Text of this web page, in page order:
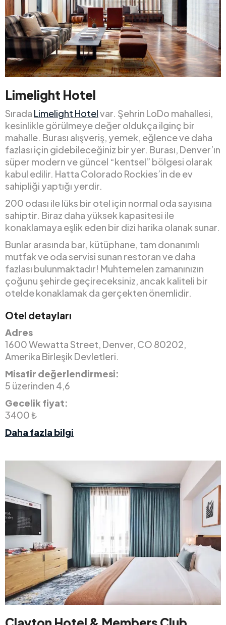
Limelight Hotel
Sırada Limelight Hotelvar. Şehrin LoDo mahallesi,
kesinlikle görülmeye değer oldukça ilginç bir
mahalle. Burası alışveriş, yemek, eğlence ve daha
fazlası için gidebileceğiniz bir yer. Burası, Denver’ın
süper modern ve güncel “kentsel” bölgesi olarak
kabul edilir. Hatta Colorado Rockies’in de ev
sahipliği yaptığı yerdir.
200 odası ile lüks bir otel için normal oda sayısına
sahiptir. Biraz daha yüksek kapasitesi ile
konaklamaya eşlik eden bir dizi harika olanak sunar.
Bunlar arasında bar, kütüphane, tam donanımlı
mutfak ve oda servisi sunan restoran ve daha
fazlası bulunmaktadır! Muhtemelen zamanınızın
çoğunu şehirde geçireceksiniz, ancak kaliteli bir
otelde konaklamak da gerçekten önemlidir.
Otel detayları
Adres
1600 Wewatta Street, Denver, CO 80202,
Amerika Birleşik Devletleri.
Misafir değerlendirmesi:
5 üzerinden 4,6
Gecelik fiyat:
3400 ₺
Daha fazla bilgi